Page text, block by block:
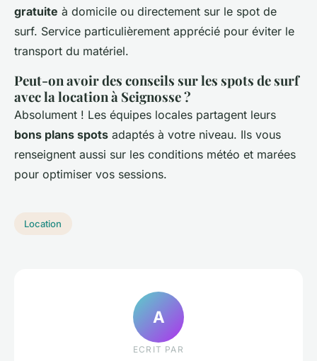
gratuite à domicile ou directement sur le spot de
surf. Service particulièrement apprécié pour éviter le
transport du matériel.
Peut-on avoir des conseils sur les spots de surf
avec la location à Seignosse ?
Absolument ! Les équipes locales partagent leurs
bons plans spots adaptés à votre niveau. Ils vous
renseignent aussi sur les conditions météo et marées
pour optimiser vos sessions.
Location
A
ECRIT PAR